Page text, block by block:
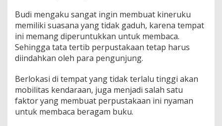
Budi mengaku sangat ingin membuat kineruku
memiliki suasana yang tidak gaduh, karena tempat
ini memang diperuntukkan untuk membaca.
Sehingga tata tertib perpustakaan tetap harus
diindahkan oleh para pengunjung.
Berlokasi di tempat yang tidak terlalu tinggi akan
mobilitas kendaraan, juga menjadi salah satu
faktor yang membuat perpustakaan ini nyaman
untuk membaca beragam buku.